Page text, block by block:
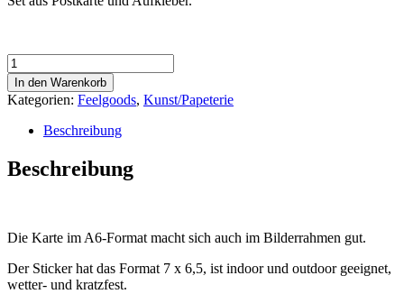
Ooops
Sister
.
Postkarte
Sticker
im
Set
In den Warenkorb
Kategorien: Feelgoods, Kunst/Papeterie
Beschreibung
Beschreibung
Die Karte im A6-Format macht sich auch im Bilderrahmen gut.
Der Sticker hat das Format 7 x 6,5, ist indoor und outdoor geeignet,
wetter- und kratzfest.